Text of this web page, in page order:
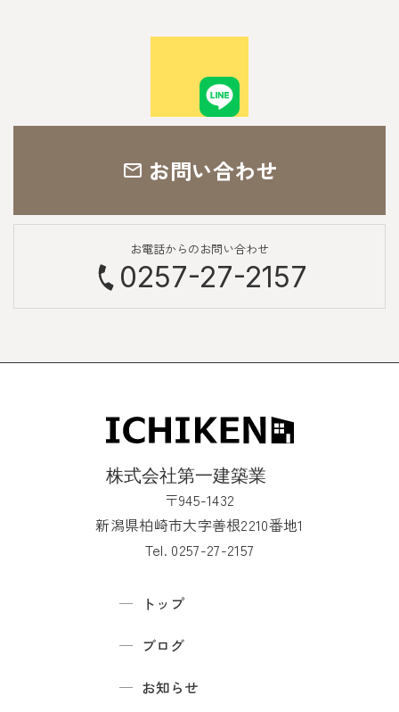
お問い合わせ
お電話からのお問い合わせ
0257-27-2157
〒945-1432
新潟県柏崎市大字善根2210番地1
Tel. 0257-27-2157
トップ
ブログ
お知らせ